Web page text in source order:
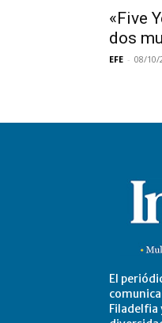
«Five
dos
EFE - 08/10/
El
Filadelfia